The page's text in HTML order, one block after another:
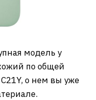
модель у
по общей
о нем вы уже